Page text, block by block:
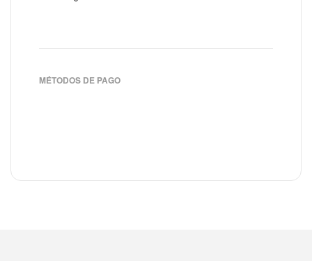
MÉTODOS DE PAGO